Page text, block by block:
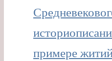
примере